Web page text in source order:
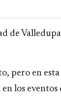
de
pero en esta
los eventos